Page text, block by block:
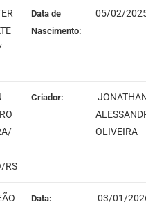
Data de
Nascimento:
05/02/
RS
Criador:
OLIVEIRA
Data: 03/01/